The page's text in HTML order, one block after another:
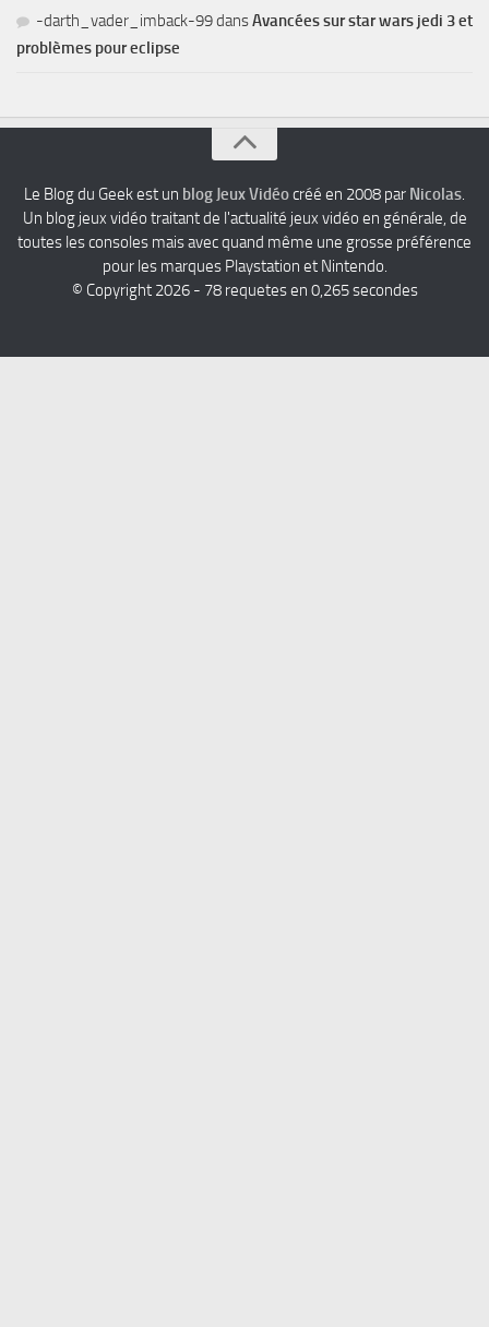
-darth_vader_imback-99dansAvancées sur star wars jedi 3 et
problèmes pour eclipse
Le Blog du Geek est un blog Jeux Vidéocréé en 2008 par Nicolas.
Un blog jeux vidéo traitant de l'actualité jeux vidéo en générale, de
toutes les consoles mais avec quand même une grosse préférence
pour les marques Playstation et Nintendo.
© Copyright 2026 - 78 requetes en 0,265 secondes